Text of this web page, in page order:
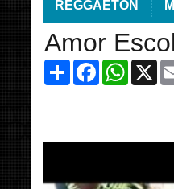
REGGAETON
Amor
ShareFacebook X